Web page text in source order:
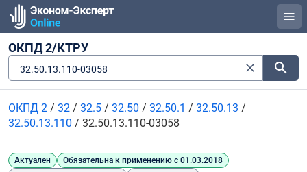
ОКПД 2/КТРУ
32.50.13.110-03058
ОКПД 2 / 32 / 32.5 / 32.50 / 32.50.1 / 32.50.13 /
32.50.13.110 / 32.50.13.110-03058
Актуален
Обязательна к применению с 01.03.2018